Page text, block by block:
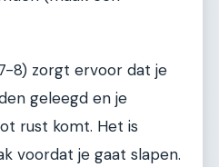
8) zorgt ervoor dat je
geleegd en je
rust komt. Het is
voordat je gaat slapen.